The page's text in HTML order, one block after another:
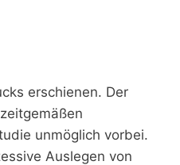
erschienen. Der
unmöglich vorbei.
Auslegen von